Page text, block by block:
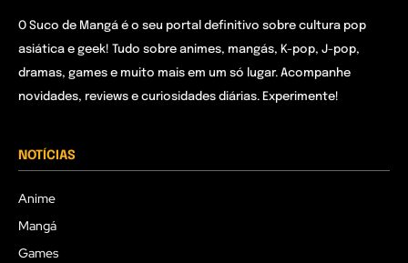
O Suco de Mangá é o seu portal definitivo sobre cultura pop
asiática e geek! Tudo sobre animes, mangás, K-pop, J-pop,
dramas, games e muito mais em um só lugar. Acompanhe
novidades, reviews e curiosidades diárias. Experimente!
NOTÍCIAS
Anime
Mangá
Games